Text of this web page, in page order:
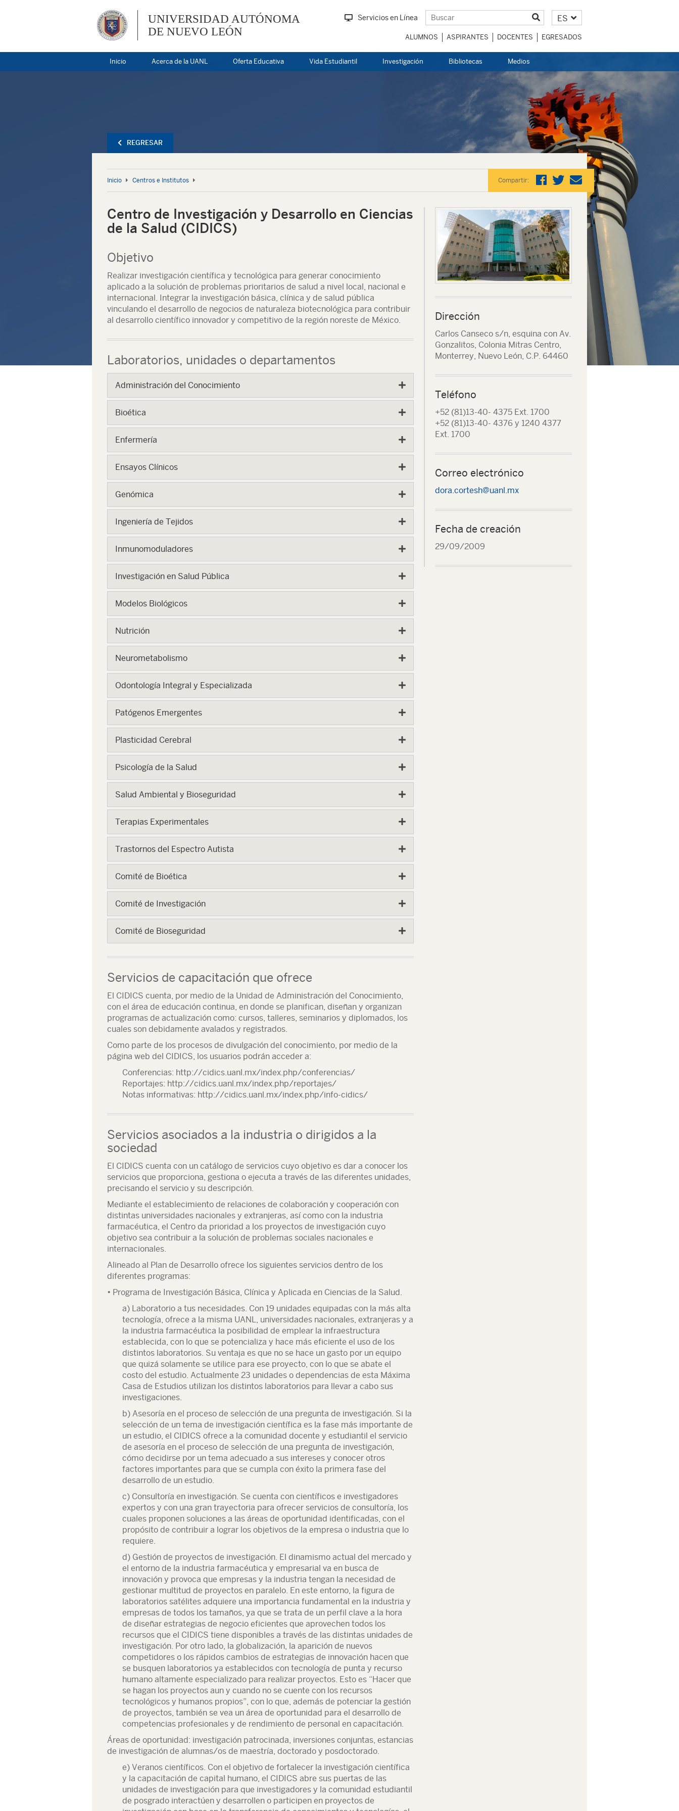
UNIVERSIDAD AUTÓNOMA
DE NUEVO LEÓN
Servicios en Línea ES
ALUMNOS ASPIRANTES DOCENTES EGRESADOS
Inicio Acerca de la UANL Oferta Educativa Vida Estudiantil Investigación Bibliotecas Medios
REGRESAR
Inicio Centros e Institutos Compartir:
Centro de Investigación y Desarrollo en Ciencias
de la Salud (CIDICS)
Objetivo
Realizar investigación científica y tecnológica para generar conocimiento
aplicado a la solución de problemas prioritarios de salud a nivel local, nacional e
internacional. Integrar la investigación básica, clínica y de salud pública
vinculando el desarrollo de negocios de naturaleza biotecnológica para contribuir
al desarrollo científico innovador y competitivo de la región noreste de México.
Laboratorios, unidades o departamentos
Administración del Conocimiento
Bioética
Enfermería
Ensayos Clínicos
Genómica
Ingeniería de Tejidos
Inmunomoduladores
Investigación en Salud Pública
Modelos Biológicos
Nutrición
Neurometabolismo
Odontología Integral y Especializada
Patógenos Emergentes
Plasticidad Cerebral
Psicología de la Salud
Salud Ambiental y Bioseguridad
Terapias Experimentales
Trastornos del Espectro Autista
Comité de Bioética
Comité de Investigación
Comité de Bioseguridad
Servicios de capacitación que ofrece
El CIDICS cuenta, por medio de la Unidad de Administración del Conocimiento,
con el área de educación continua, en donde se planifican, diseñan y organizan
programas de actualización como: cursos, talleres, seminarios y diplomados, los
cuales son debidamente avalados y registrados.
Como parte de los procesos de divulgación del conocimiento, por medio de la
página web del CIDICS, los usuarios podrán acceder a:
Conferencias: http://cidics.uanl.mx/index.php/conferencias/
Reportajes: http://cidics.uanl.mx/index.php/reportajes/
Notas informativas: http://cidics.uanl.mx/index.php/info-cidics/
Servicios asociados a la industria o dirigidos a la
sociedad
El CIDICS cuenta con un catálogo de servicios cuyo objetivo es dar a conocer los
servicios que proporciona, gestiona o ejecuta a través de las diferentes unidades,
precisando el servicio y su descripción.
Mediante el establecimiento de relaciones de colaboración y cooperación con
distintas universidades nacionales y extranjeras, así como con la industria
farmacéutica, el Centro da prioridad a los proyectos de investigación cuyo
objetivo sea contribuir a la solución de problemas sociales nacionales e
internacionales.
Alineado al Plan de Desarrollo ofrece los siguientes servicios dentro de los
diferentes programas:
• Programa de Investigación Básica, Clínica y Aplicada en Ciencias de la Salud.
a) Laboratorio a tus necesidades. Con 19 unidades equipadas con la más alta
tecnología, ofrece a la misma UANL, universidades nacionales, extranjeras y a
la industria farmacéutica la posibilidad de emplear la infraestructura
establecida, con lo que se potencializa y hace más eficiente el uso de los
distintos laboratorios. Su ventaja es que no se hace un gasto por un equipo
que quizá solamente se utilice para ese proyecto, con lo que se abate el
costo del estudio. Actualmente 23 unidades o dependencias de esta Máxima
Casa de Estudios utilizan los distintos laboratorios para llevar a cabo sus
investigaciones.
b) Asesoría en el proceso de selección de una pregunta de investigación. Si la
selección de un tema de investigación científica es la fase más importante de
un estudio, el CIDICS ofrece a la comunidad docente y estudiantil el servicio
de asesoría en el proceso de selección de una pregunta de investigación,
cómo decidirse por un tema adecuado a sus intereses y conocer otros
factores importantes para que se cumpla con éxito la primera fase del
desarrollo de un estudio.
c) Consultoría en investigación. Se cuenta con científicos e investigadores
expertos y con una gran trayectoria para ofrecer servicios de consultoría, los
cuales proponen soluciones a las áreas de oportunidad identificadas, con el
propósito de contribuir a lograr los objetivos de la empresa o industria que lo
requiere.
d) Gestión de proyectos de investigación. El dinamismo actual del mercado y
el entorno de la industria farmacéutica y empresarial va en busca de
innovación y provoca que empresas y la industria tengan la necesidad de
gestionar multitud de proyectos en paralelo. En este entorno, la figura de
laboratorios satélites adquiere una importancia fundamental en la industria y
empresas de todos los tamaños, ya que se trata de un perfil clave a la hora
de diseñar estrategias de negocio eficientes que aprovechen todos los
recursos que el CIDICS tiene disponibles a través de las distintas unidades de
investigación. Por otro lado, la globalización, la aparición de nuevos
competidores o los rápidos cambios de estrategias de innovación hacen que
se busquen laboratorios ya establecidos con tecnología de punta y recurso
humano altamente especializado para realizar proyectos. Esto es “Hacer que
se hagan los proyectos aun y cuando no se cuente con los recursos
tecnológicos y humanos propios”, con lo que, además de potenciar la gestión
de proyectos, también se vea un área de oportunidad para el desarrollo de
competencias profesionales y de rendimiento de personal en capacitación.
Áreas de oportunidad: investigación patrocinada, inversiones conjuntas, estancias
de investigación de alumnas/os de maestría, doctorado y posdoctorado.
e) Veranos científicos. Con el objetivo de fortalecer la investigación científica
y la capacitación de capital humano, el CIDICS abre sus puertas de las
unidades de investigación para que investigadores y la comunidad estudiantil
de posgrado interactúen y desarrollen o participen en proyectos de
Dirección
Carlos Canseco s/n, esquina con Av.
Gonzalitos, Colonia Mitras Centro,
Monterrey, Nuevo León, C.P. 64460
Teléfono
+52 (81)13-40- 4375 Ext. 1700
+52 (81)13-40- 4376 y 1240 4377
Ext. 1700
Correo electrónico
dora.cortesh@uanl.mx
Fecha de creación
29/09/2009